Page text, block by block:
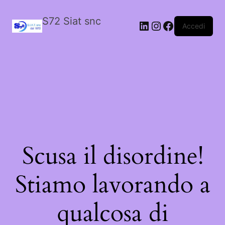
S72 Siat snc LinkedIn
Instagram
Facebook
Accedi
Scusa il disordine!
Stiamo lavorando a
qualcosa di